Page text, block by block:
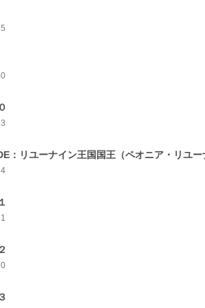
：リユーナイン王国国王（ペオニア・リユー